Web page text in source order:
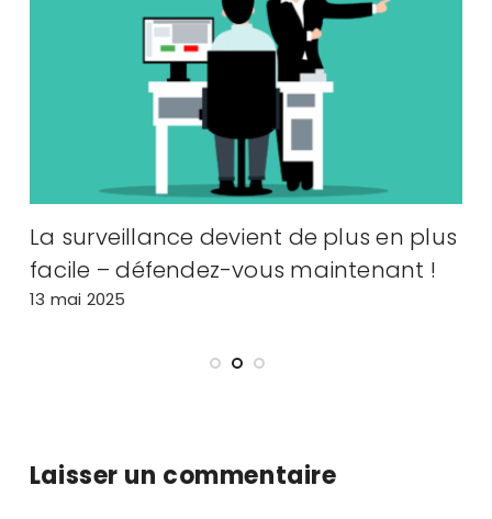
La surveillance devient de plus en plus
facile – défendez-vous maintenant !
13 mai 2025
Laisser un commentaire